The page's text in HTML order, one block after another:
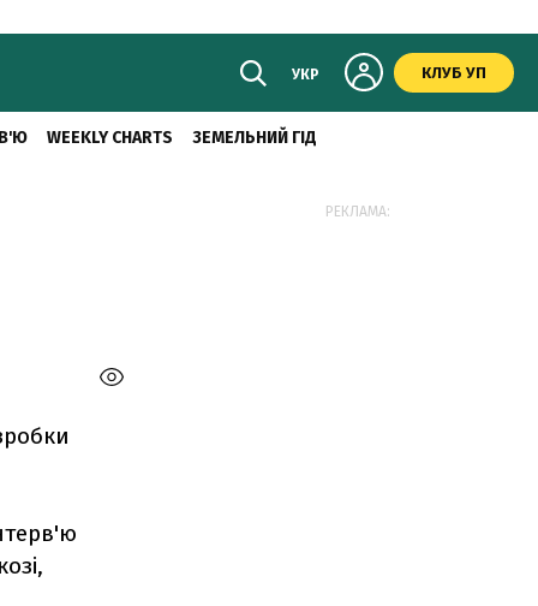
УКР КЛУБ УП
WEEKLY CHARTS ЗЕМЕЛЬНИЙ ГІД
РЕКЛАМА: